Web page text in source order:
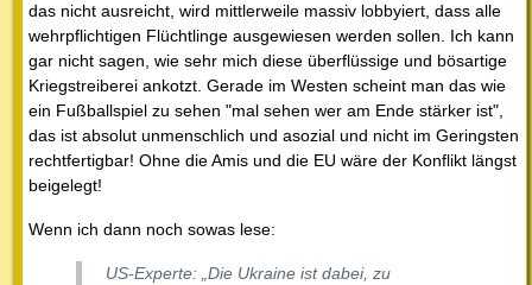
das nicht ausreicht, wird mittlerweile massiv lobbyiert, dass alle
wehrpflichtigen Flüchtlinge ausgewiesen werden sollen. Ich kann
gar nicht sagen, wie sehr mich diese überflüssige und bösartige
Kriegstreiberei ankotzt. Gerade im Westen scheint man das wie
ein Fußballspiel zu sehen "mal sehen wer am Ende stärker ist",
das ist absolut unmenschlich und asozial und nicht im Geringsten
rechtfertigbar! Ohne die Amis und die EU wäre der Konflikt längst
beigelegt!
Wenn ich dann noch sowas lese:
US-Experte: „Die Ukraine ist dabei, zu